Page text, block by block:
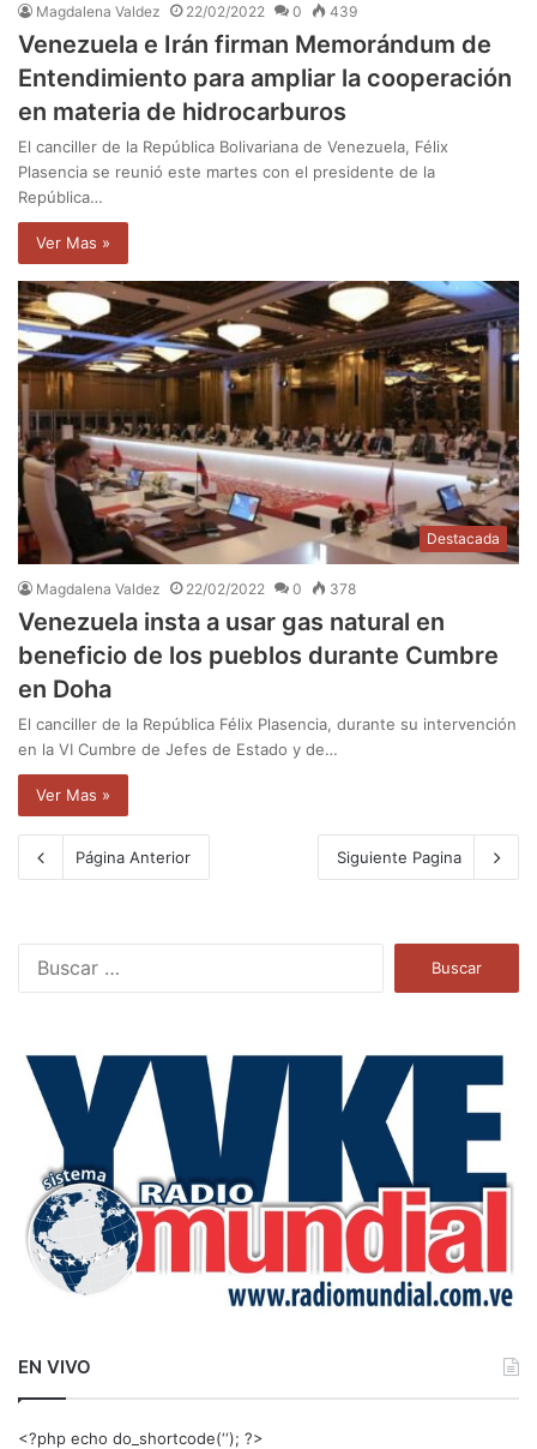
Magdalena Valdez 22/02/2022 0 439
Venezuela e Irán firman Memorándum de
Entendimiento para ampliar la cooperación
en materia de hidrocarburos
El canciller de la República Bolivariana de Venezuela, Félix
Plasencia se reunió este martes con el presidente de la
República…
Ver Mas »
Destacada
Magdalena Valdez 22/02/2022 0 378
Venezuela insta a usar gas natural en
beneficio de los pueblos durante Cumbre
en Doha
El canciller de la República Félix Plasencia, durante su intervención
en la VI Cumbre de Jefes de Estado y de…
Ver Mas »
Página Anterior Siguiente Pagina
a
EN VIVO
<?php echo do_shortcode(‘‘); ?>